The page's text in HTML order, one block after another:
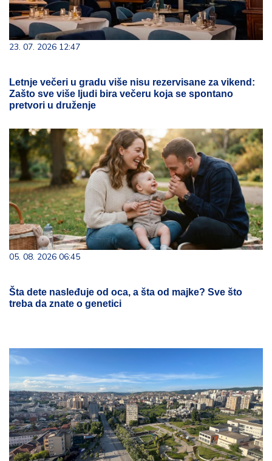
23. 07. 2026 12:47
Letnje večeri u gradu više nisu rezervisane za vikend:
Zašto sve više ljudi bira večeru koja se spontano
pretvori u druženje
05. 08. 2026 06:45
Šta dete nasleđuje od oca, a šta od majke? Sve što
treba da znate o genetici